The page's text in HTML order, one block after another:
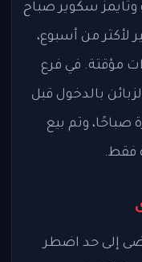
سكوير صباح
لأكثر من أسبوع،
مؤقتة. في فرع
بالدخول قبل
صباحًا، وتم بيع
فقط.
إلى حد اضطر